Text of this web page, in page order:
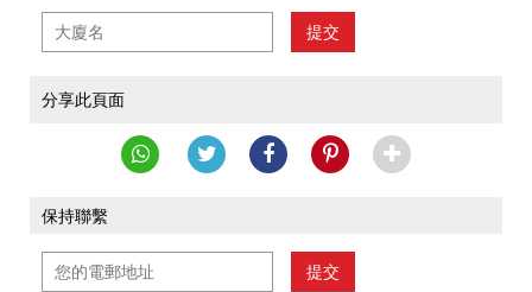
提交
分享此頁面
保持聯繫
提交